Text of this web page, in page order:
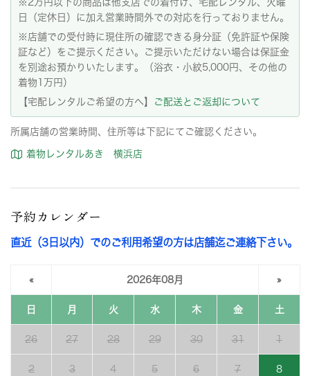
※2万円以下の商品は他支店での着付け、宅配レンタル、火曜
日（定休日）に加え営業時間外での対応を行っておりません。
※店舗での受付時に現住所の確認できる身分証（免許証や保険
証など）をご提示ください。ご提示いただけない場合は保証金
を別途お預かりいたします。（浴衣・小紋5,000円、その他の
着物1万円）
【宅配レンタルご希望の方へ】
ご配送とご返却について
所属店舗の営業時間、住所等は下記にてご確認ください。
着物レンタルあき 横浜店
予約カレンダー
直近（3日以内）でのご利用希望の方は店舗迄ご連絡下さい。
« 2026年08月 »
日 月 火 水 木 金 土
26 27 28 29 30 31 1
2 3 4 5 6 7 8